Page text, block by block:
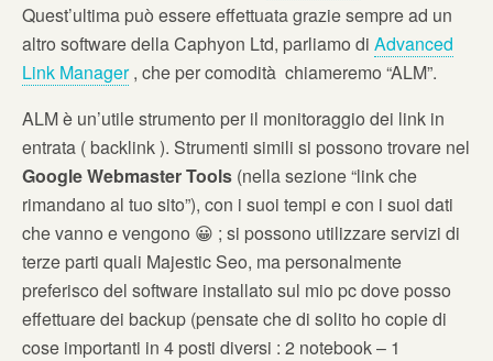
Quest’ultima può essere effettuata grazie sempre ad un
altro software della Caphyon Ltd, parliamo di Advanced
Link Manager, che per comodità chiameremo “ALM”.
ALM è un’utile strumento per il monitoraggio dei link in
entrata ( backlink ). Strumenti simili si possono trovare nel
Google Webmaster Tools (nella sezione “link che
rimandano al tuo sito”), con i suoi tempi e con i suoi dati
che vanno e vengono 😀 ; si possono utilizzare servizi di
terze parti quali Majestic Seo, ma personalmente
preferisco del software installato sul mio pc dove posso
effettuare dei backup (pensate che di solito ho copie di
cose importanti in 4 posti diversi : 2 notebook – 1